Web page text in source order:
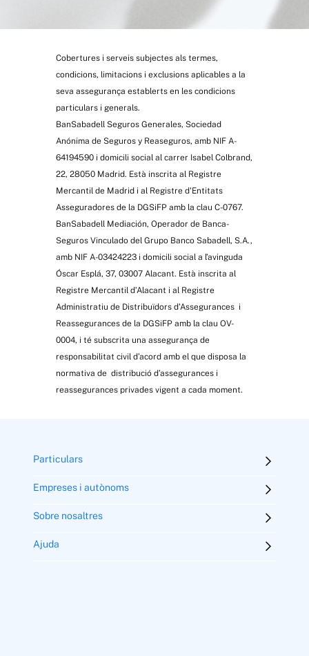
Cobertures i serveis subjectes als termes,
condicions, limitacions i exclusions aplicables a la
seva assegurança establerts en les condicions
particulars i generals.
BanSabadell Seguros Generales, Sociedad
Anónima de Seguros y Reaseguros, amb NIF A-
64194590 i domicili social al carrer Isabel Colbrand,
22, 28050 Madrid. Està inscrita al Registre
Mercantil de Madrid i al Registre d'Entitats
Asseguradores de la DGSiFP amb la clau C-0767.
BanSabadell Mediación, Operador de Banca-
Seguros Vinculado del Grupo Banco Sabadell, S.A.,
amb NIF A-03424223 i domicili social a l’avinguda
Óscar Esplá, 37, 03007 Alacant. Està inscrita al
Registre Mercantil d’Alacant i al Registre
Administratiu de Distribuïdors d’Assegurances i
Reassegurances de la DGSiFP amb la clau OV-
0004, i té subscrita una assegurança de
responsabilitat civil d’acord amb el que disposa la
normativa de distribució d’assegurances i
reassegurances privades vigent a cada moment.
Particulars
Empreses i autònoms
Sobre nosaltres
Ajuda